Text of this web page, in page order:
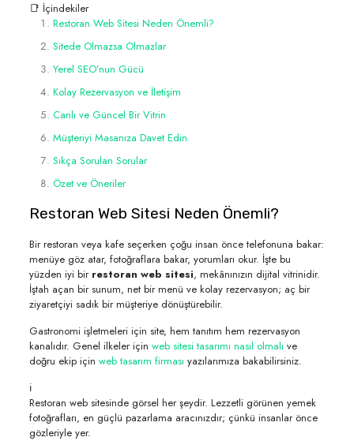
📑 İçindekiler
Restoran Web Sitesi Neden Önemli?
Sitede Olmazsa Olmazlar
Yerel SEO’nun Gücü
Kolay Rezervasyon ve İletişim
Canlı ve Güncel Bir Vitrin
Müşteriyi Masanıza Davet Edin
Sıkça Sorulan Sorular
Özet ve Öneriler
Restoran Web Sitesi Neden Önemli?
Bir restoran veya kafe seçerken çoğu insan önce telefonuna bakar:
menüye göz atar, fotoğraflara bakar, yorumları okur. İşte bu
yüzden iyi bir restoran web sitesi, mekânınızın dijital vitrinidir.
İştah açan bir sunum, net bir menü ve kolay rezervasyon; aç bir
ziyaretçiyi sadık bir müşteriye dönüştürebilir.
Gastronomi işletmeleri için site, hem tanıtım hem rezervasyon
kanalıdır. Genel ilkeler için web sitesi tasarımı nasıl olmalı ve
doğru ekip için web tasarım firması yazılarımıza bakabilirsiniz.
ℹ️
Restoran web sitesinde görsel her şeydir. Lezzetli görünen yemek
fotoğrafları, en güçlü pazarlama aracınızdır; çünkü insanlar önce
gözleriyle yer.